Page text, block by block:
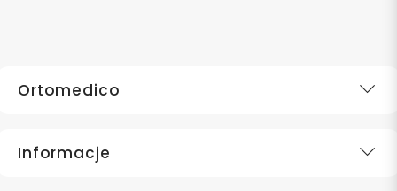
Ortomedico
Informacje